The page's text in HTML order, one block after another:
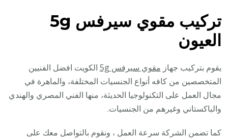
تركيب مقوي سيرفس 5g
العيون
يقوم بتركيب جهاز مقوي سيرفس 5g
الكويت افضل الفنيين
المتخصصين من كافه أنواع الجنسيات المختلفة، والماهرة في
مجال العمل على التكنولوجيا الحديثة، منها الفني المصري والهندي
والباكستاني وغيرهم من الجنسيات.
كما تضمن الشركة سرعة العمل ، ونقوم بالتواصل معك على